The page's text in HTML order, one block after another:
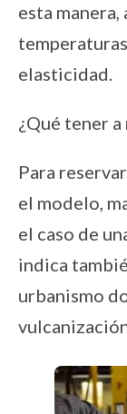
esta
elasticidad.
¿Qué tener a
Para
el modelo,
el caso de
indica
urbanismo